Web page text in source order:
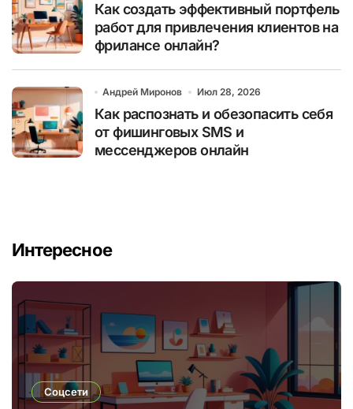
Как создать эффективный портфель
работ для привлечения клиентов на
фрилансе онлайн?
Андрей Миронов Июл 28, 2026
Как распознать и обезопасить себя
от фишинговых SMS и
мессенджеров онлайн
Интересное
Соцсети